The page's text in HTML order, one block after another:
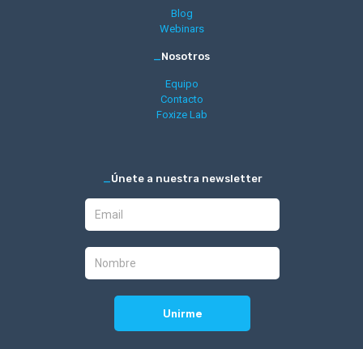
Blog
Webinars
_Nosotros
Equipo
Contacto
Foxize Lab
_Únete a nuestra newsletter